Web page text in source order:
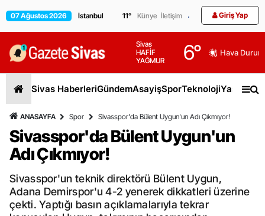
07 Ağustos 2026 11° Künye İletişim Giriş Yap
Sivas
HAFİF
YAĞMUR
6° Hava
Sivas HaberleriGündemAsayişSporTeknolojiYaşam
ANASAYFA Spor Sivasspor'da Bülent Uygun'un Adı Çıkmıyor!
Sivasspor'da Bülent Uygun'un
Adı Çıkmıyor!
Sivasspor'un teknik direktörü Bülent Uygun,
Adana Demirspor'u 4-2 yenerek dikkatleri üzerine
çekti. Yaptığı basın açıklamalarıyla tekrar